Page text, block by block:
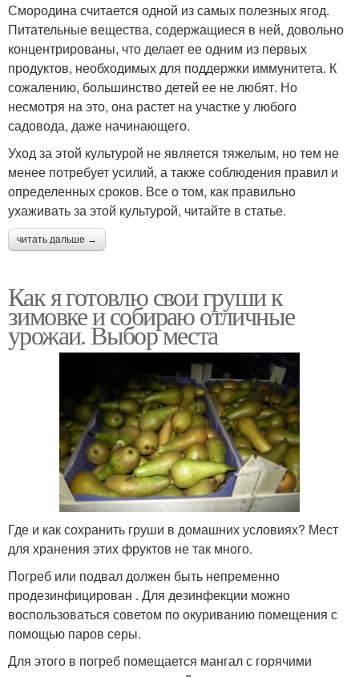
Смородина считается одной из самых полезных ягод.
Питательные вещества, содержащиеся в ней, довольно
концентрированы, что делает ее одним из первых
продуктов, необходимых для поддержки иммунитета. К
сожалению, большинство детей ее не любят. Но
несмотря на это, она растет на участке у любого
садовода, даже начинающего.
Уход за этой культурой не является тяжелым, но тем не
менее потребует усилий, а также соблюдения правил и
определенных сроков. Все о том, как правильно
ухаживать за этой культурой, читайте в статье.
читать дальше →
Как я готовлю свои груши к
зимовке и собираю отличные
урожаи. Выбор места
Где и как сохранить груши в домашних условиях? Мест
для хранения этих фруктов не так много.
Погреб или подвал должен быть непременно
продезинфицирован . Для дезинфекции можно
воспользоваться советом по окуриванию помещения с
помощью паров серы.
Для этого в погреб помещается мангал с горячими